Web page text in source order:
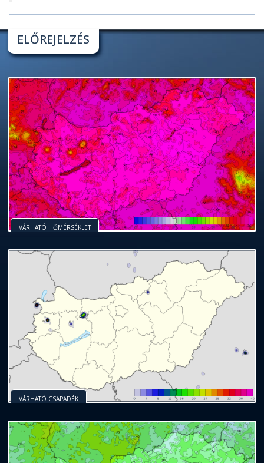
ELŐREJELZÉS
VÁRHATÓ HŐMÉRSÉKLET
VÁRHATÓ CSAPADÉK